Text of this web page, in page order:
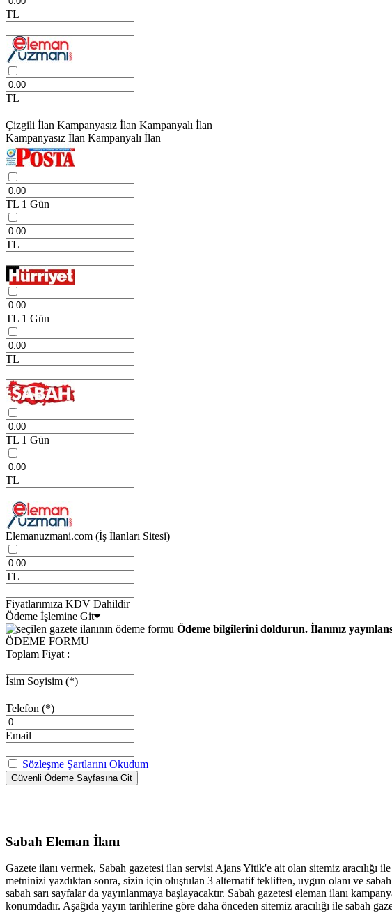
TL
TL
Çizgili İlan Kampanyasız İlan Kampanyalı İlan
Kampanyasız İlan Kampanyalı İlan
TL 1 Gün
TL
TL 1 Gün
TL
TL 1 Gün
TL
Elemanuzmani.com (İş İlanları Sitesi)
TL
Fiyatlarımıza KDV Dahildir
Ödeme İşlemine Git
Ödeme bilgilerini doldurun. İlanınız
ÖDEME FORMU
Toplam Fiyat :
İsim Soyisim (*)
Telefon (*)
Email
Sözleşme Şartlarını Okudum
Sabah Eleman İlanı
Gazete ilanı vermek, Sabah gazetesi ilan servisi Ajans Yitik'e ait olan sitemiz aracılığı
metninizi yazdıktan sonra, sizin için oluştulan 3 alternatif tekliften, uygun olanı ve
sabah sarı sayfalar da yayınlanmaya başlayacaktır. Sabah gazetesi eleman ilanı
konumdadır. Aşağıda yayın tarihlerine göre daha önceden sitemiz aracılığı ile sabah